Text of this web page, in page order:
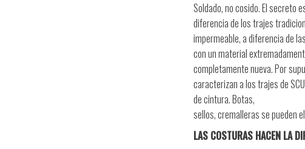
Soldado, no cosido. El secreto
diferencia de los trajes
impermeable, a diferencia de
con un material
completamente nueva. Por
caracterizan a los trajes de
de cintura. Botas,
sellos, cremalleras se pueden
LAS COSTURAS HACEN LA